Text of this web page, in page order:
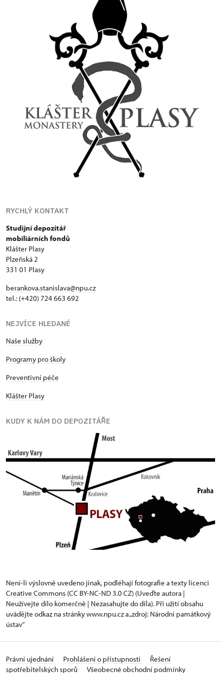
RYCHLÝ KONTAKT
Studijní depozitář
mobiliárních fondů
Klášter Plasy
Plzeňská 2
331 01 Plasy
berankova.stanislava@npu.cz
tel.: (+420) 724 663 692
NEJVÍCE HLEDANÉ
Naše služby
Programy pro školy
Preventivní péče
Klášter Plasy
KUDY K NÁM DO DEPOZITÁŘE
Není-li výslovně uvedeno jinak, podléhají fotografie a texty licenci
Creative Commons (CC BY-NC-ND 3.0 CZ) (Uveďte autora |
Neužívejte dílo komerčně | Nezasahujte do díla). Při užití obsahu
uvádějte odkaz na stránky www.npu.cz a „zdroj: Národní památkový
ústav“
Právní ujednání Prohlášení o přístupnosti
Řešení
spotřebitelských sporů
Všeobecné obchodní podmínky